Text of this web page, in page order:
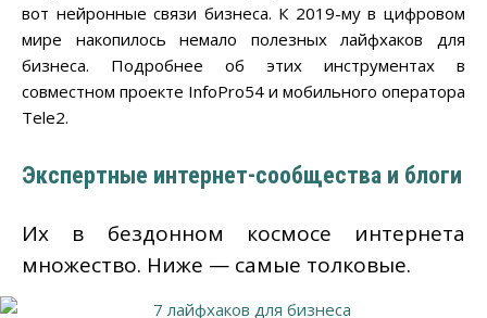
вот нейронные связи бизнеса. К 2019-му в цифровом
мире накопилось немало полезных лайфхаков для
бизнеса. Подробнее об этих инструментах в
совместном проекте InfoPro54 и мобильного оператора
Tele2.
Экспертные интернет-сообщества и блоги
Их в бездонном космосе интернета
множество. Ниже — самые толковые.